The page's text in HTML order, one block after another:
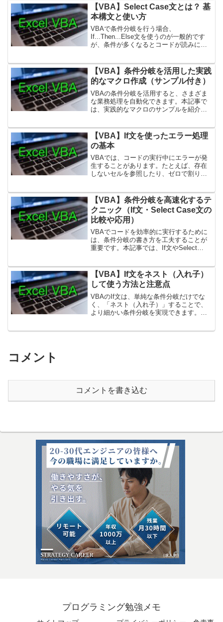
理と条件分岐の組み合わせ方に...
【VBA】Select Case文とは？ 基
本構文と使い方
VBAで条件分岐を行う場合、
If...Then...Else文を使うのが一般的です
が、条件が多くなるとコードが読みにく
条件分岐を簡潔に記述できる構文...
【VBA】条件分岐を活用した実践
的なマクロ作成（サンプル付き）
VBAの条件分岐を活用すると、さまざま
な業務処理を自動化できます。本記事で
は、実践的なマクロのサンプルを紹介し
Excelのセルに入力された値に応じて、異
なる処理を実行...
【VBA】If文を使ったエラー処理
の基本
VBAでは、コードの実行中にエラーが発
生することがあります。たとえば、存在
しないセルを参照したり、ゼロで割り算
導入することで、事前に条件をチェック
してエラーを回避す...
【VBA】条件分岐を高速化するテ
クニック（If文・Select Case文の
比較や応用）
VBAでコードを効率的に実行するために
は、条件分岐の書き方を工夫することが
重要です。本記事では、If文やSelect
本的な処理速度の違いVBAでは、条件分
岐...
【VBA】If文をネスト（入れ子）
して使う方法と注意点
VBAのIf文は、単純な条件分岐だけでな
く、「ネスト（入れ子）」することで、
より細かい条件分岐を実現できます。た
コメント
コメントを書き込む
プログラミング勉強メモ